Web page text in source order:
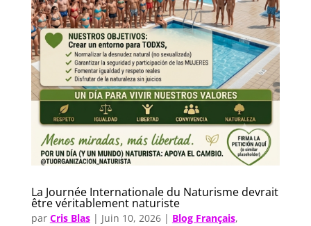
La Journée Internationale du Naturisme devrait
être véritablement naturiste
par Cris Blas| Juin 10, 2026| Blog Français,